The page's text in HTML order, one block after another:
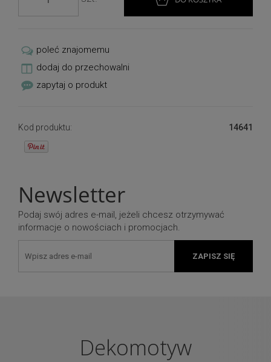
dlatego też przez długi pięknie prezentują się na
nagrobkach.
poleć znajomemu
dodaj do przechowalni
zapytaj o produkt
Kod produktu: 14641
Newsletter
Podaj swój adres e-mail, jeżeli chcesz otrzymywać
informacje o nowościach i promocjach.
ZAPISZ SIĘ
Dekomotyw